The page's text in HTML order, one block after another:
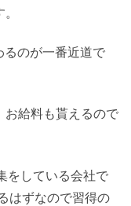
のが一番近道で
お給料も貰えるので
をしている会社で
はずなので習得の